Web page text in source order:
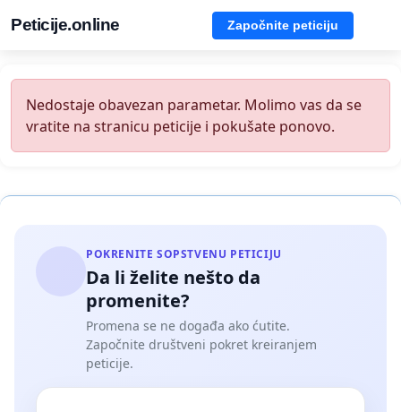
Peticije.online Započnite peticiju
Nedostaje obavezan parametar. Molimo vas da se
vratite na stranicu peticije i pokušate ponovo.
POKRENITE SOPSTVENU PETICIJU
Da li želite nešto da
promenite?
Promena se ne događa ako ćutite.
Započnite društveni pokret kreiranjem
peticije.